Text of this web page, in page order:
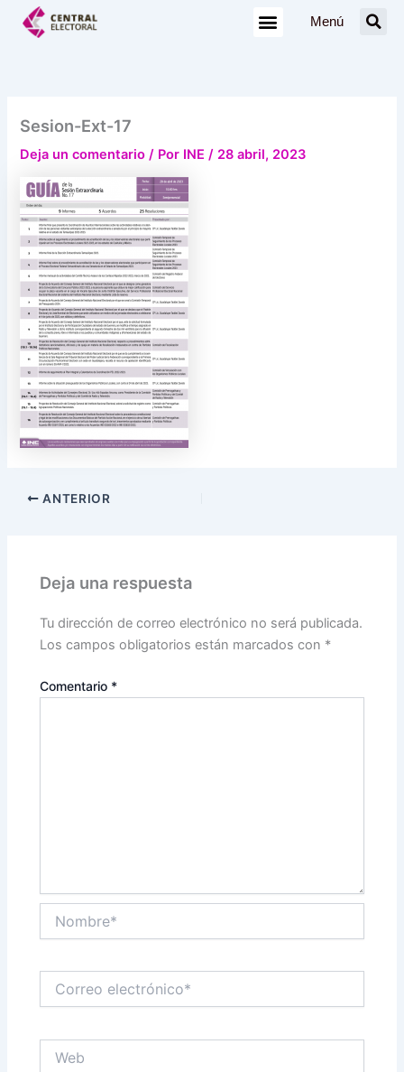
Menú
Sesion-Ext-17
Deja un comentario / Por INE/ 28 abril, 2023
ANTERIOR
Deja una respuesta
Tu dirección de correo electrónico no será publicada.
Los campos obligatorios están marcados con *
Comentario *
electrónico*